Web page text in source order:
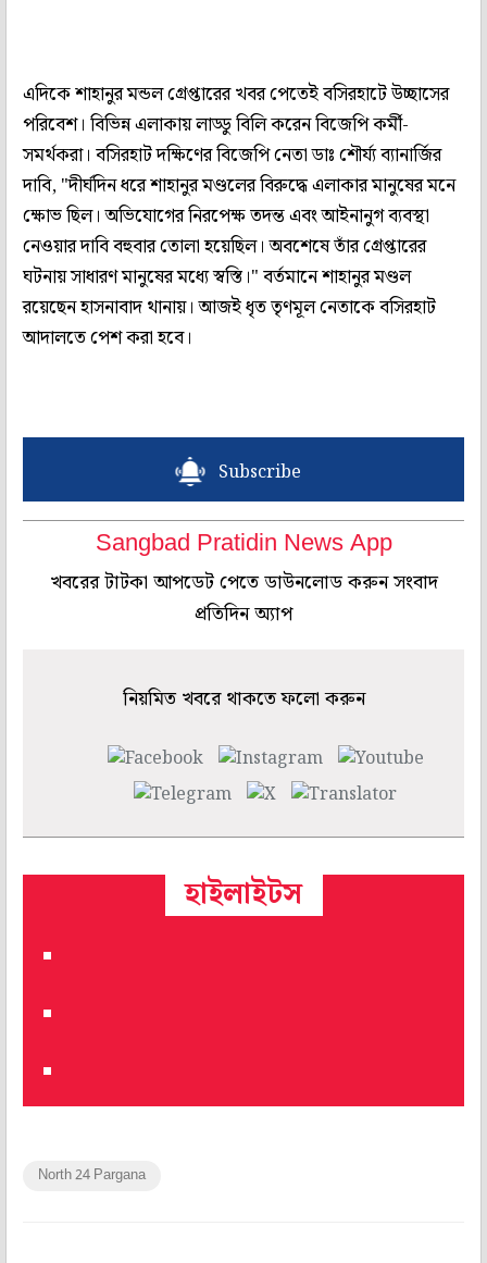
এদিকে শাহানুর মন্ডল গ্রেপ্তারের খবর পেতেই বসিরহাটে উচ্ছাসের
পরিবেশ। বিভিন্ন এলাকায় লাড্ডু বিলি করেন বিজেপি কর্মী-
সমর্থকরা। বসিরহাট দক্ষিণের বিজেপি নেতা ডাঃ শৌর্য্য ব্যানার্জির
দাবি, "দীর্ঘদিন ধরে শাহানুর মণ্ডলের বিরুদ্ধে এলাকার মানুষের মনে
ক্ষোভ ছিল। অভিযোগের নিরপেক্ষ তদন্ত এবং আইনানুগ ব্যবস্থা
নেওয়ার দাবি বহুবার তোলা হয়েছিল। অবশেষে তাঁর গ্রেপ্তারের
ঘটনায় সাধারণ মানুষের মধ্যে স্বস্তি।" বর্তমানে শাহানুর মণ্ডল
রয়েছেন হাসনাবাদ থানায়। আজই ধৃত তৃণমূল নেতাকে বসিরহাট
আদালতে পেশ করা হবে।
Subscribe
Sangbad Pratidin News App
খবরের টাটকা আপডেট পেতে ডাউনলোড করুন সংবাদ
প্রতিদিন অ্যাপ
নিয়মিত খবরে থাকতে ফলো করুন
হাইলাইটস
North 24 Pargana